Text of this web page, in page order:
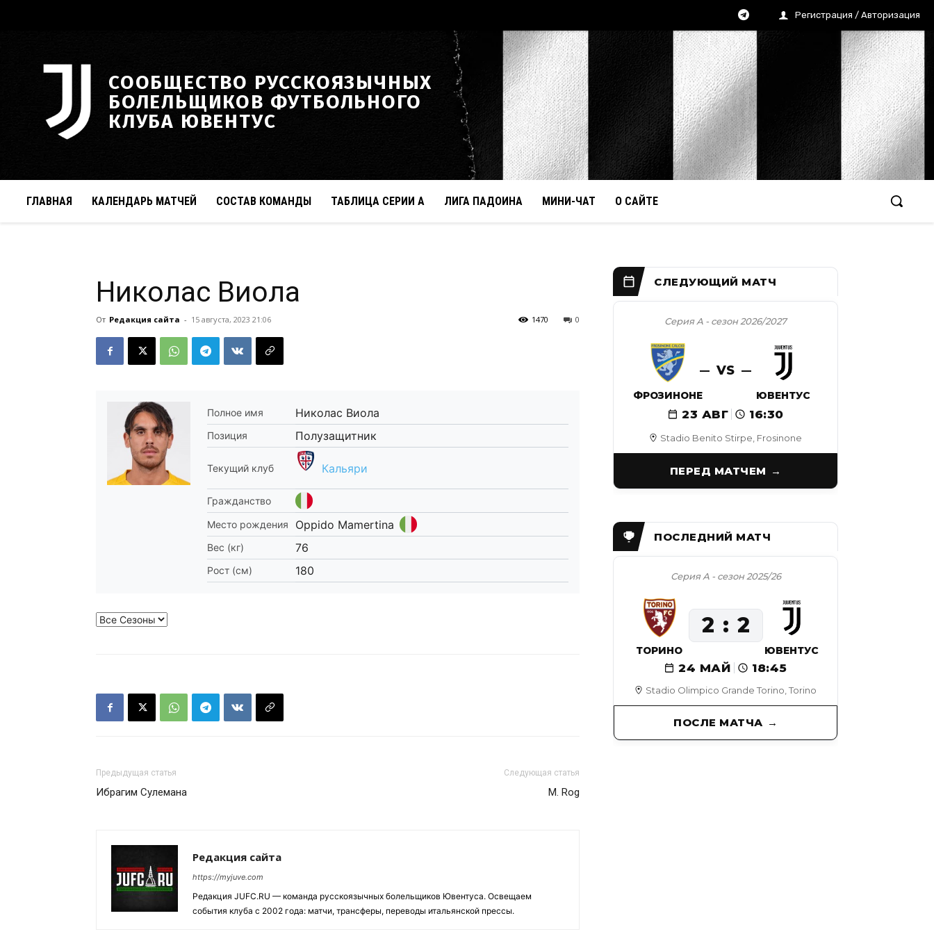
Регистрация / Авторизация
СООБЩЕСТВО РУССКОЯЗЫЧНЫХ
БОЛЕЛЬЩИКОВ ФУТБОЛЬНОГО
КЛУБА ЮВЕНТУС
ГЛАВНАЯ КАЛЕНДАРЬ МАТЧЕЙ СОСТАВ КОМАНДЫ ТАБЛИЦА СЕРИИ А ЛИГА ПАДОИНА МИНИ-ЧАТ О САЙТЕ
Николас Виола
От Редакция сайта - 15 августа, 2023 21:06 0
1470
Полное имя Николас Виола
Позиция Полузащитник
Текущий клуб Кальяри
Гражданство
Место рождения
Oppido Mamertina
Вес (кг) 76
Рост (см) 180
Предыдущая статья
Ибрагим Сулемана
Следующая статья
M. Rog
Редакция сайта
https://myjuve.com
Редакция JUFC.RU — команда русскоязычных болельщиков Ювентуса. Освещаем
события клуба с 2002 года: матчи, трансферы, переводы итальянской прессы.
Stadio Benito Stirpe, Frosinone
Серия А - сезон 2026/2027
ФРОЗИНОНЕ
VS
ЮВЕНТУС
23 АВГ 16:30
ПЕРЕД МАТЧЕМ
Stadio Olimpico Grande Torino, Torino
Серия А - сезон 2025/26
24 МАЙ 18:45
ТОРИНО
2 2
ЮВЕНТУС
ПОСЛЕ МАТЧА